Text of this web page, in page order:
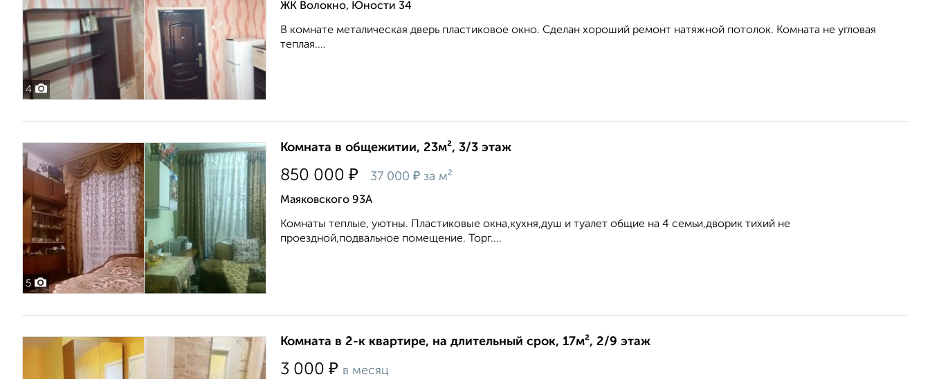
4
ЖК Волокно, Юности 34
В комнате металическая дверь пластиковое окно. Сделан хороший ремонт натяжной потолок. Комната не угловая
теплая....
5
Комната в общежитии, 23м², 3/3 этаж
850 000 ₽ 37 000 ₽ за м²
Маяковского 93А
Комнаты теплые, уютны. Пластиковые окна,кухня,душ и туалет общие на 4 семьи,дворик тихий не
проездной,подвальное помещение. Торг....
Комната в 2-к квартире, на длительный срок, 17м², 2/9 этаж
3 000 ₽ в месяц